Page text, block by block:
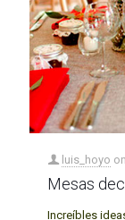
luis_hoyo on
Mesas
Increíbles